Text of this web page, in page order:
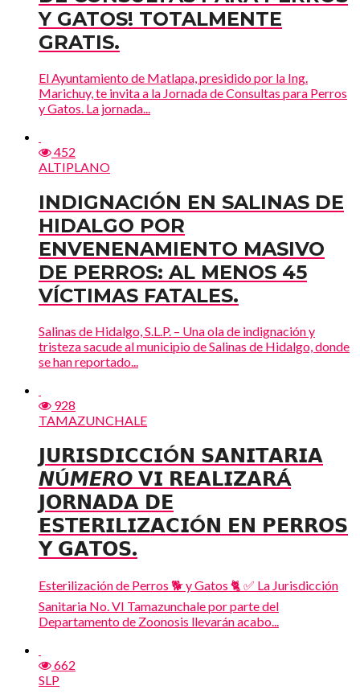
Y GATOS! TOTALMENTE
GRATIS.
El Ayuntamiento de Matlapa, presidido por la Ing.
Marichuy, te invita a la Jornada de Consultas para Perros
y Gatos. La jornada...
452
ALTIPLANO
INDIGNACIÓN EN SALINAS DE
HIDALGO POR
ENVENENAMIENTO MASIVO
DE PERROS: AL MENOS 45
VÍCTIMAS FATALES.
Salinas de Hidalgo, S.L.P. – Una ola de indignación y
tristeza sacude al municipio de Salinas de Hidalgo, donde
se han reportado...
928
TAMAZUNCHALE
𝗝𝗨𝗥𝗜𝗦𝗗𝗜𝗖𝗖𝗜Ó𝗡 𝗦𝗔𝗡𝗜𝗧𝗔𝗥𝗜𝗔
𝙉Ú𝙈𝙀𝙍𝙊 𝗩𝗜 𝗥𝗘𝗔𝗟𝗜𝗭𝗔𝗥Á
𝗝𝗢𝗥𝗡𝗔𝗗𝗔 𝗗𝗘
𝗘𝗦𝗧𝗘𝗥𝗜𝗟𝗜𝗭𝗔𝗖𝗜Ó𝗡 𝗘𝗡 𝗣𝗘𝗥𝗥𝗢𝗦
𝗬 𝗚𝗔𝗧𝗢𝗦.
Esterilización de Perros 🐕 y Gatos 🐈 ✅ La Jurisdicción
Sanitaria No. VI Tamazunchale por parte del
Departamento de Zoonosis llevarán acabo...
662
SLP